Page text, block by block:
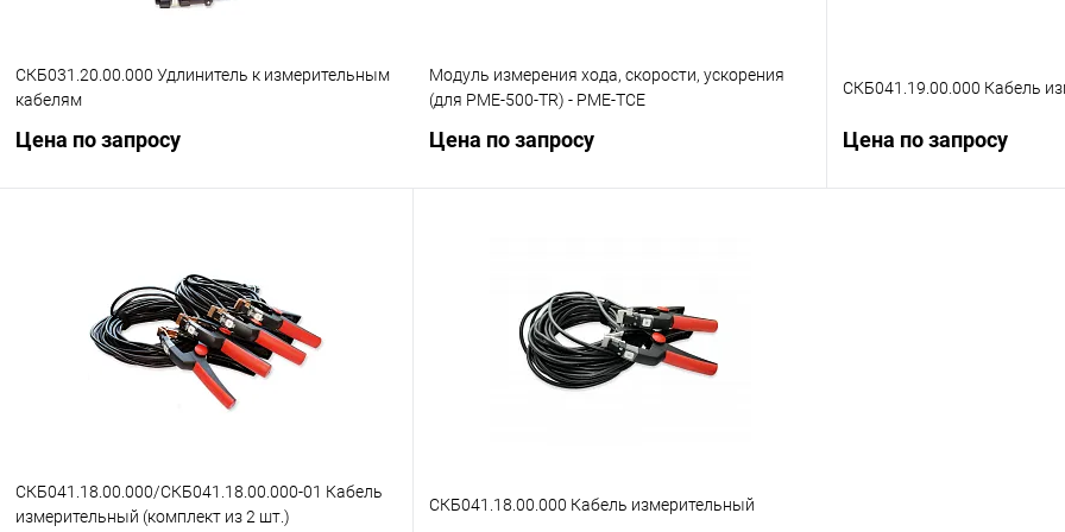
СКБ031.20.00.000 Удлинитель к измерительным
кабелям
Цена по запросу
Купить в 1 клик Сравнение
В избранное Под заказ
Модуль измерения хода, скорости, ускорения
(для PME-500-TR) - PME-TCE
Цена по запросу
Купить в 1 клик
В избранное Под заказ
СКБ041.19.00.000 Кабель
Цена по запросу
СКБ041.18.00.000/СКБ041.18.00.000-01 Кабель
измерительный (комплект из 2 шт.)
СКБ041.18.00.000 Кабель измерительный